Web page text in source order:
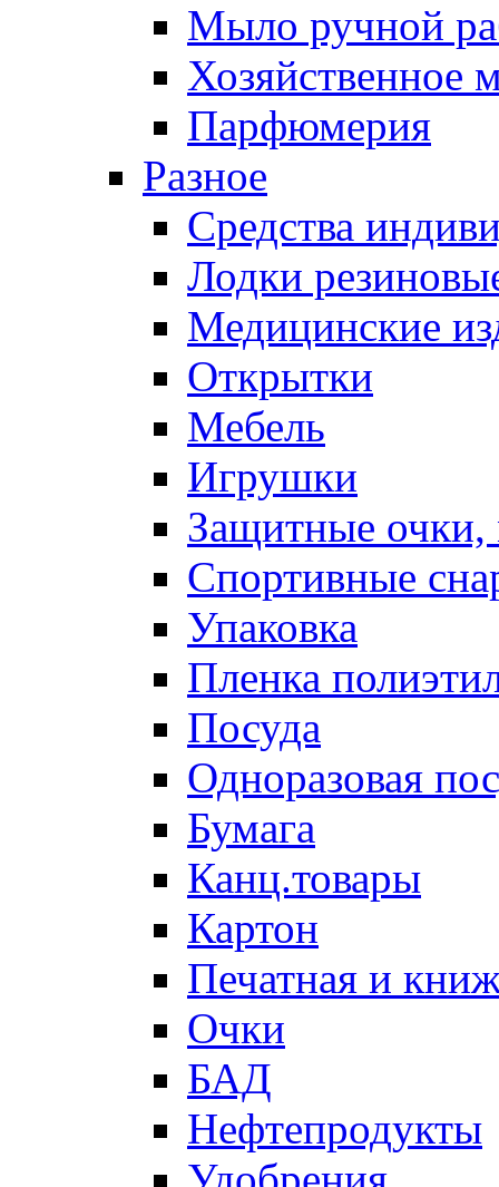
Мыло ручной
Хозяйственное
Парфюмерия
Разное
Средства
Лодки
Медицинские
Открытки
Мебель
Игрушки
Защитные очки,
Спортивные
Упаковка
Пленка
Посуда
Одноразовая
Бумага
Канц.товары
Картон
Печатная и
Очки
БАД
Нефтепродукты